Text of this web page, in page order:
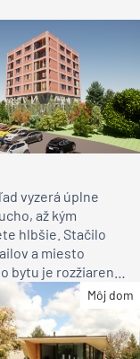
vyzerá úplne
až kým
hlbšie. Stačilo
a miesto
bytu je rozžiarené
pre rodinu
Môj dom